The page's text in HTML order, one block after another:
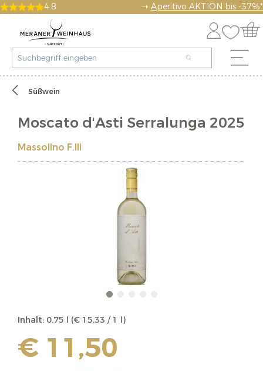
4.8 ➝ Aperitivo AKTION bis -37%*
Süßwein
Moscato d'Asti Serralunga 2025
Massolino F.lli
Inhalt: 0.75 l (€ 15,33 / 1 l)
€ 11,50